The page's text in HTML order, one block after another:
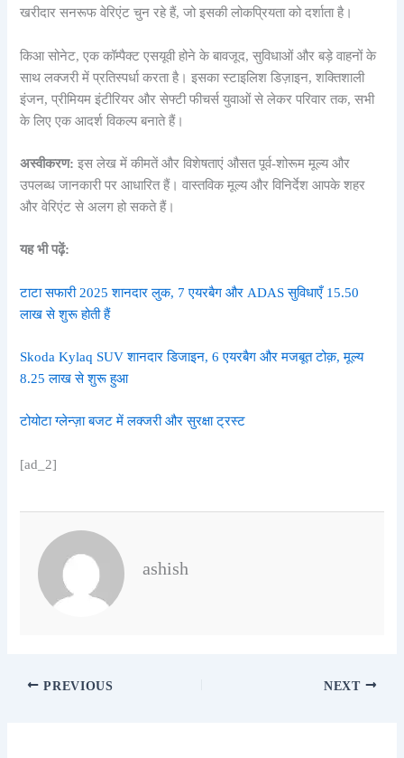
खरीदार सनरूफ वेरिएंट चुन रहे हैं, जो इसकी लोकप्रियता को दर्शाता है।
किआ सोनेट, एक कॉम्पैक्ट एसयूवी होने के बावजूद, सुविधाओं और बड़े वाहनों के
साथ लक्जरी में प्रतिस्पर्धा करता है। इसका स्टाइलिश डिज़ाइन, शक्तिशाली
इंजन, प्रीमियम इंटीरियर और सेफ्टी फीचर्स युवाओं से लेकर परिवार तक, सभी
के लिए एक आदर्श विकल्प बनाते हैं।
अस्वीकरण: इस लेख में कीमतें और विशेषताएं औसत पूर्व-शोरूम मूल्य और
उपलब्ध जानकारी पर आधारित हैं। वास्तविक मूल्य और विनिर्देश आपके शहर
और वेरिएंट से अलग हो सकते हैं।
यह भी पढ़ें:
टाटा सफारी 2025 शानदार लुक, 7 एयरबैग और ADAS सुविधाएँ 15.50
लाख से शुरू होती हैं
Skoda Kylaq SUV शानदार डिजाइन, 6 एयरबैग और मजबूत टोक़, मूल्य
8.25 लाख से शुरू हुआ
टोयोटा ग्लेन्ज़ा बजट में लक्जरी और सुरक्षा ट्रस्ट
[ad_2]
ashish
PREVIOUS NEXT